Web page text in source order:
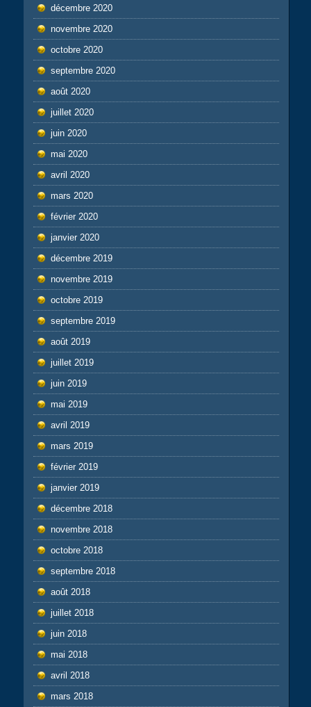
décembre 2020
novembre 2020
octobre 2020
septembre 2020
août 2020
juillet 2020
juin 2020
mai 2020
avril 2020
mars 2020
février 2020
janvier 2020
décembre 2019
novembre 2019
octobre 2019
septembre 2019
août 2019
juillet 2019
juin 2019
mai 2019
avril 2019
mars 2019
février 2019
janvier 2019
décembre 2018
novembre 2018
octobre 2018
septembre 2018
août 2018
juillet 2018
juin 2018
mai 2018
avril 2018
mars 2018